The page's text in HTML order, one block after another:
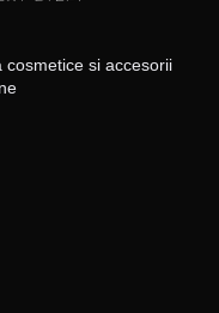
cosmetice si accesorii